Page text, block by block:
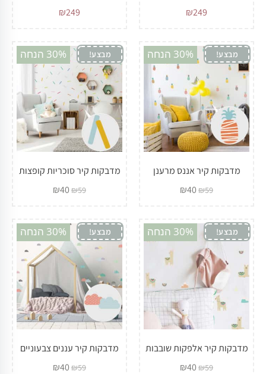
₪249
₪249
30% הנחה מבצע!
מדבקות קיר אננס מרענן
₪59
₪40
30% הנחה מבצע!
מדבקות קיר סוכריות קופצות
₪59
₪40
30% הנחה מבצע!
מדבקות קיר אלפקות שובבות
₪59
₪40
30% הנחה מבצע!
מדבקות קיר עננים צבעוניים
₪59
₪40